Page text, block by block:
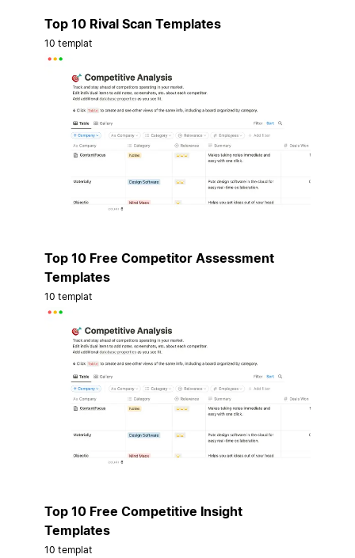
Top 10 Rival Scan Templates
10 templat
Top 10 Free Competitor Assessment
Templates
10 templat
Top 10 Free Competitive Insight
Templates
10 templat